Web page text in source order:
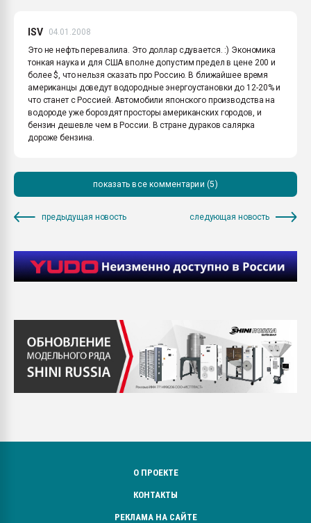
ISV
04.01.2008
Это не нефть перевалила. Это доллар сдувается. :) Экономика
тонкая наука и для США вполне допустим предел в цене 200 и
более $, что нельзя сказать про Россию. В ближайшее время
американцы доведут водородные энергоустановки до 12-20% и
что станет с Россией. Автомобили японского производства на
водороде уже бороздят просторы американских городов, и
бензин дешевле чем в России. В стране дураков салярка
дороже бензина.
показать все комментарии (5)
предыдущая новость следующая новость
О ПРОЕКТЕ
КОНТАКТЫ
РЕКЛАМА НА САЙТЕ